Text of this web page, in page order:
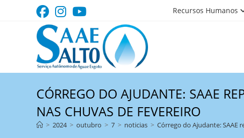
Recursos Humanos
CÓRREGO DO AJUDANTE: SAAE
NAS CHUVAS DE FEVEREIRO
> 2024 > outubro > 7 > noticias > Córrego do Ajudante: SAAE